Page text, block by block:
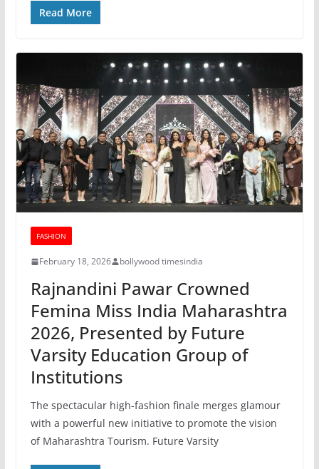
Read More
FASHION
February 18, 2026 bollywood timesindia
Rajnandini Pawar Crowned
Femina Miss India Maharashtra
2026, Presented by Future
Varsity Education Group of
Institutions
The spectacular high-fashion finale merges glamour
with a powerful new initiative to promote the vision
of Maharashtra Tourism. Future Varsity